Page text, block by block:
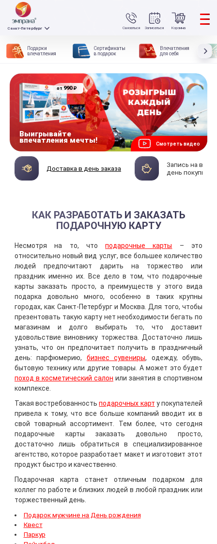
Связаться
Санкт-Петербург Записаться Корзина
Подарки
впечатления
Сертификаты
в подарок
Впечатления
для себя
Смотреть видео
от 990₽
Выигрывайте
впечатления мечты!
Доставка в день заказа
Запись на
день покупки
КАК РАЗРАБОТАТЬ И ЗАКАЗАТЬ
ПОДАРОЧНУЮ КАРТУ
Несмотря на то, чтоподарочные карты – это
относительно новый вид услуг, все большее количество
людей предпочитают дарить на торжество или
праздник именно их. Все дело в том, что подарочные
карты заказать просто, а преимуществ у этого вида
подарка довольно много, особенно в таких крупны
городах, как Санкт-Петербург и Москва. Для того, чтобы
презентовать такую карту нет необходимости бегать по
магазинам и долго выбирать то, что доставит
удовольствие виновнику торжества. Достаточно лишь
узнать, что он предпочитает получить в праздничный
день: парфюмерию, бизнес сувениры, одежду, обувь,
бытовую технику или другие товары. А может это будет
поход в косметический салон или занятия в спортивном
комплексе.
Такая востребованностьподарочных карт у покупателей
привела к тому, что все больше компаний вводит их в
свой товарный ассортимент. Тем более, что сегодня
подарочные карты заказать довольно просто,
достаточно лишь обратиться в специализированное
агентство, которое разработает макет и изготовит этот
продукт быстро и качественно.
Подарочная карта станет отличным подарком для
коллег по работе и близких людей в любой праздник или
торжественный день.
Подарок мужчине на День рождения
Квест
Паркур